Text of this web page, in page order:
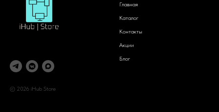
© 2026 iHub Store
Главная
Каталог
Контакты
Акции
Блог